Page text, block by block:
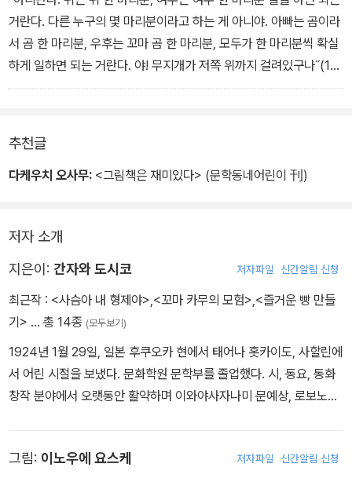
렇죠?˝(39쪽)
˝｀유사시｀가 뭐예요?˝
˝사나운 매나 올빼미 등 갖가지 무서운 동물에게 습격당했을 때를 말
란다.˝(47쪽)
이에요!˝(106쪽)
거란다. 다른 누구의 몇 마리분이라고 하는 게 아니야. 아빠는 곰이라
서 곰 한 마리분, 우후는 꼬마 곰 한 마리분, 모두가 한 마리분씩 확실
하게 일하면 되는 거란다. 야! 무지개가 저쪽 위까지 걸려있구나˝(13
3쪽)
추천글
다케우치 오사무: <그림책은 재미있다> (문학동네어린이 刊)
저자 소개
지은이: 간자와 도시코 저자파일 신간알림 신청
최근작 : <사슴아 내 형제야>,<꼬마 카무의 모험>,<즐거운 빵 만들
기> … 총 14종 (모두보기)
1924년 1월 29일, 일본 후쿠오카 현에서 태어나 홋카이도, 사할린에
서 어린 시절을 보냈다. 문화학원 문학부를 졸업했다. 시, 동요, 동화
창작 분야에서 오랫동안 활약하며 이와야사자나미 문예상, 로보노이
카무의 모험》,《꼬마 철학자 우후》,《오늘도 좋은 하루》 들이 있다.
그림: 이노우에 요스케 저자파일 신간알림 신청